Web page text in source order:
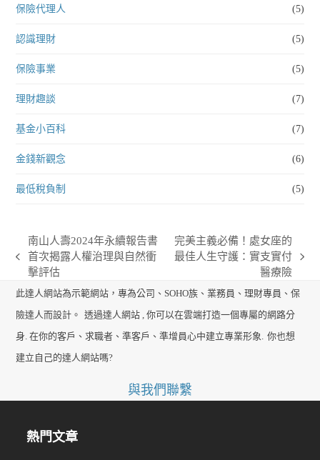
保險代理人 (5)
認識理財 (5)
保險事業 (5)
理財趣談 (7)
基金小百科 (7)
金錢新觀念 (6)
最低稅負制 (5)
previous
post:
南山人壽2024年永續報告書
首次揭露人權治理與自然衝
擊評估
next
完美主義必備！處女座的
最佳人生守護：實支實付
醫療險
此達人網站為示範網站，專為公司、SOHO族、業務員、理財專員、保
險達人而設計。
透過達人網站 , 你可以在雲端打造一個專屬的網路分
身. 在你的客戶、求職者、準客戶、準增員心中建立專業形象. 你也想
建立自己的達人網站嗎?
與我們聯繫
熱門文章